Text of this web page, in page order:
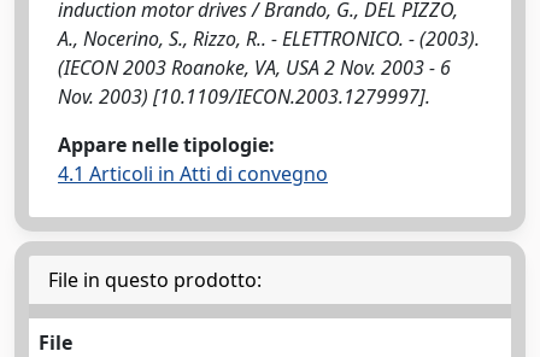
induction motor drives / Brando, G., DEL PIZZO,
A., Nocerino, S., Rizzo, R.. - ELETTRONICO. - (2003).
(IECON 2003 Roanoke, VA, USA 2 Nov. 2003 - 6
Nov. 2003) [10.1109/IECON.2003.1279997].
Appare nelle tipologie:
4.1 Articoli in Atti di convegno
File in questo prodotto:
File